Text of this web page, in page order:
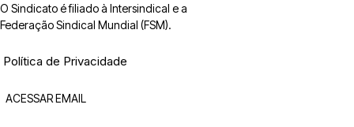
O Sindicato é filiado à Intersindical e a
Federação Sindical Mundial (FSM).
Política de Privacidade
ACESSAR EMAIL